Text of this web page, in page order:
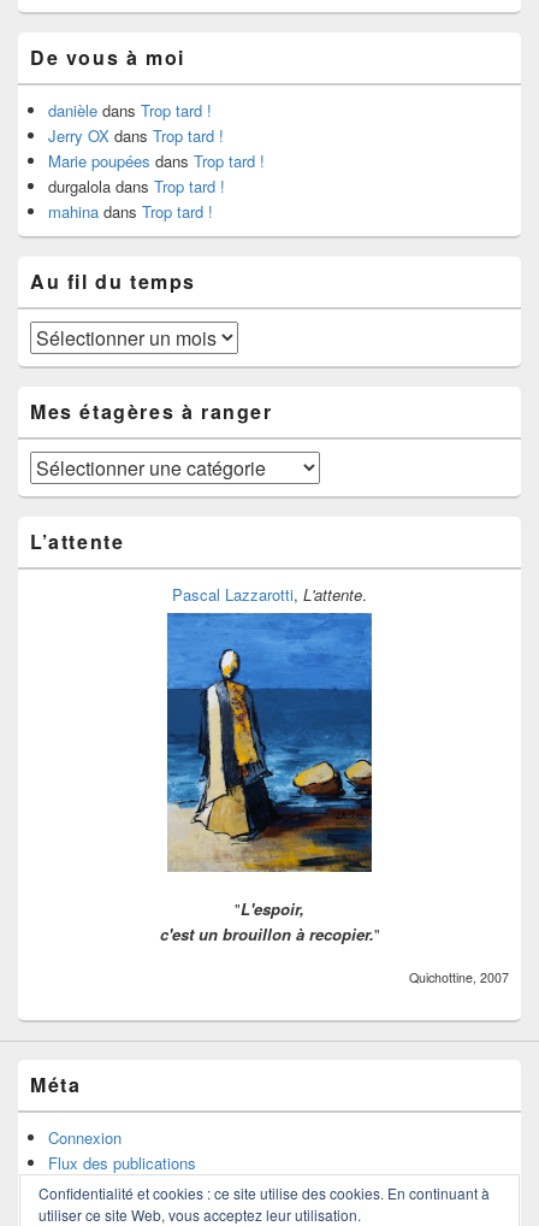
De vous à moi
danièle dans Trop tard !
Jerry OX dans Trop tard !
Marie poupées dans Trop tard !
durgalola dans Trop tard !
mahina dans Trop tard !
Au fil du temps
Au
fil
temps
Mes étagères à ranger
Mes
étagères
ranger
L’attente
Pascal Lazzarotti, L'attente.
"L'espoir,
c'est un brouillon à recopier."
Quichottine, 2007
Méta
Connexion
Flux des publications
Flux des commentaires
Site de WordPress-FR
Confidentialité et cookies : ce site utilise des cookies. En continuant à
utiliser ce site Web, vous acceptez leur utilisation.